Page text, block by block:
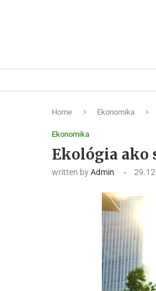
Home Ekonomika
Ekonomika
Ekológia ako
written byAdmin